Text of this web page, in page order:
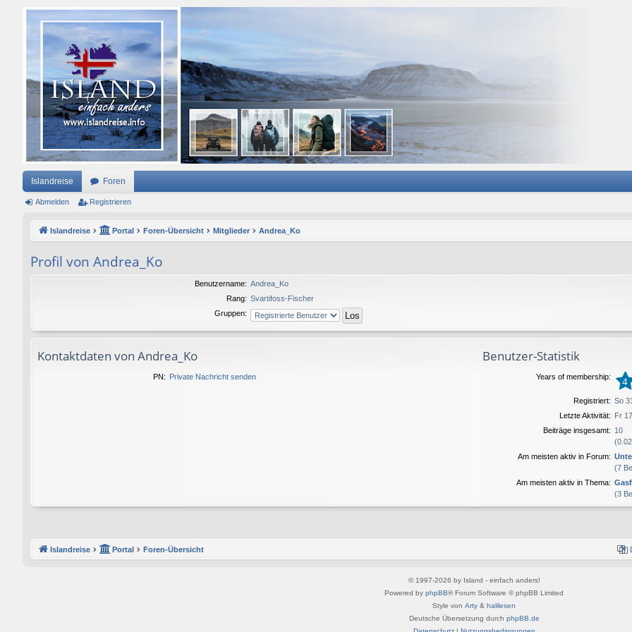
Islandreise Foren
Abmelden Registrieren
Islandreise Portal Foren-Übersicht Mitglieder Andrea_Ko
Profil von Andrea_Ko
Benutzername: Andrea_Ko
Rang: Svartifoss-Fischer
Gruppen:
Kontaktdaten von Andrea_Ko
PN: Private Nachricht senden
Benutzer-Statistik
Years of membership: 4
Registriert: So
Letzte Aktivität:
Fr
Beiträge insgesamt: 10
Am meisten aktiv in Forum:
(7
Am meisten aktiv in Thema:
(3
Islandreise Portal Foren-Übersicht
© 1997-2026 by Island - einfach anders!
Powered by phpBB® Forum Software © phpBB Limited
Style von Arty & halilesen
Deutsche Übersetzung durch phpBB.de